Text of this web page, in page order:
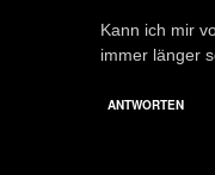
Kann ich mir
immer länger
ANTWORTEN